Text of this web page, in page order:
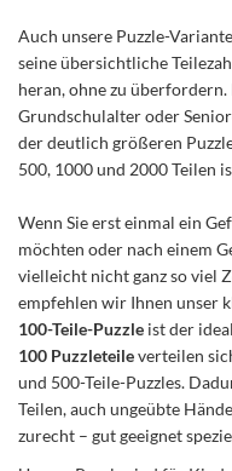
Auch unsere Puzzle-
seine übersichtliche
heran, ohne zu
Grundschulalter oder
der deutlich größeren
500, 1000 und 2000 Teilen
Wenn Sie erst einmal ein
möchten oder nach einem
vielleicht nicht ganz so viel
empfehlen wir Ihnen unser
100-Teile-Puzzle ist der
100 Puzzleteileverteilen
und 500-Teile-Puzzles.
Teilen, auch ungeübte
zurecht – gut geeignet